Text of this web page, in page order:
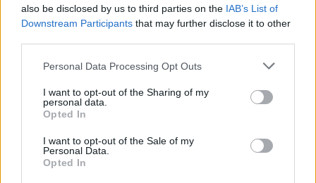
also be disclosed by us to third parties on the IAB’s List of
Downstream Participants that may further disclose it to other
Personal Data Processing Opt Outs
I want to opt-out of the Sharing of my
personal data.
Opted In
I want to opt-out of the Sale of my
Personal Data.
Opted In